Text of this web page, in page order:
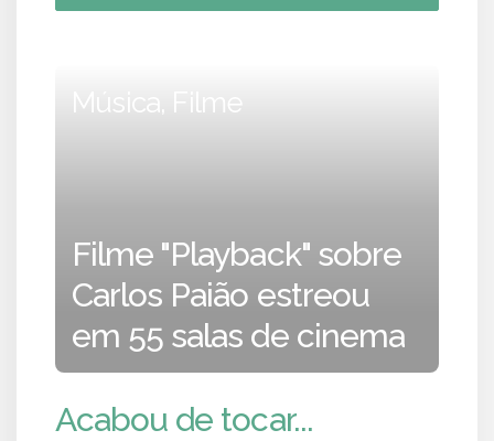
Música, Filme
Filme "Playback" sobre
Carlos Paião estreou
em 55 salas de cinema
Acabou de tocar...